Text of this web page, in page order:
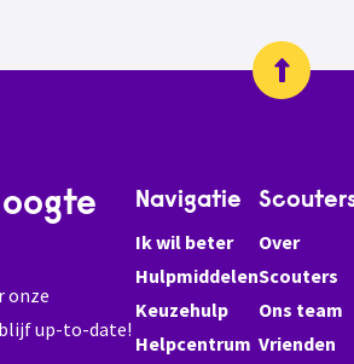
onze
up-to-date!
Navigatie
Ik wil beter
Hulpmiddelen
Keuzehulp
Helpcentrum
Over
Scouters
Ons team
Vrienden